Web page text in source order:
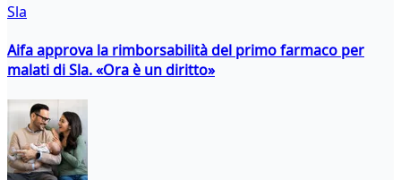
Sla
Aifa approva la rimborsabilità del primo farmaco per
malati di Sla. «Ora è un diritto»